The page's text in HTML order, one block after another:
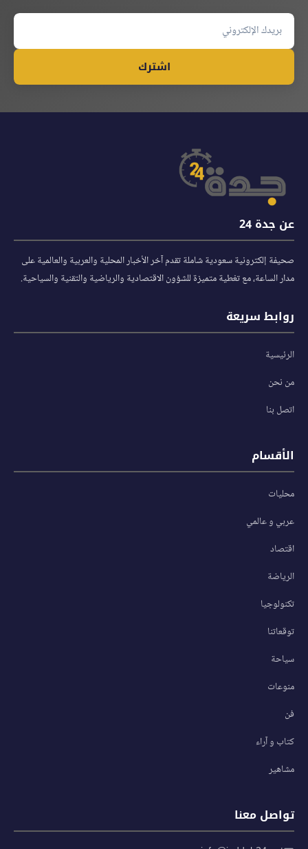
اشترك
عن جدة 24
صحيفة إلكترونية سعودية شاملة تقدم آخر الأخبار المحلية والعربية والعالمية على
مدار الساعة، مع تغطية متميزة للشؤون الاقتصادية والرياضية والتقنية والسياحية.
روابط سريعة
الرئيسية
من نحن
اتصل بنا
الأقسام
محليات
عربي و عالمي
اقتصاد
الرياضة
تكنولوجيا
توقعاتنا
سياحة
منوعات
فن
كتاب و آراء
مشاهير
تواصل معنا